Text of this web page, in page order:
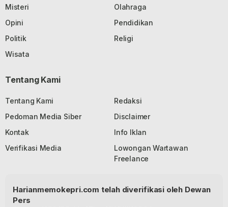
Misteri
Olahraga
Opini
Pendidikan
Politik
Religi
Wisata
Tentang Kami
Tentang Kami
Redaksi
Pedoman Media Siber
Disclaimer
Kontak
Info Iklan
Verifikasi Media
Lowongan Wartawan
Freelance
Harianmemokepri.com telah diverifikasi oleh Dewan
Pers